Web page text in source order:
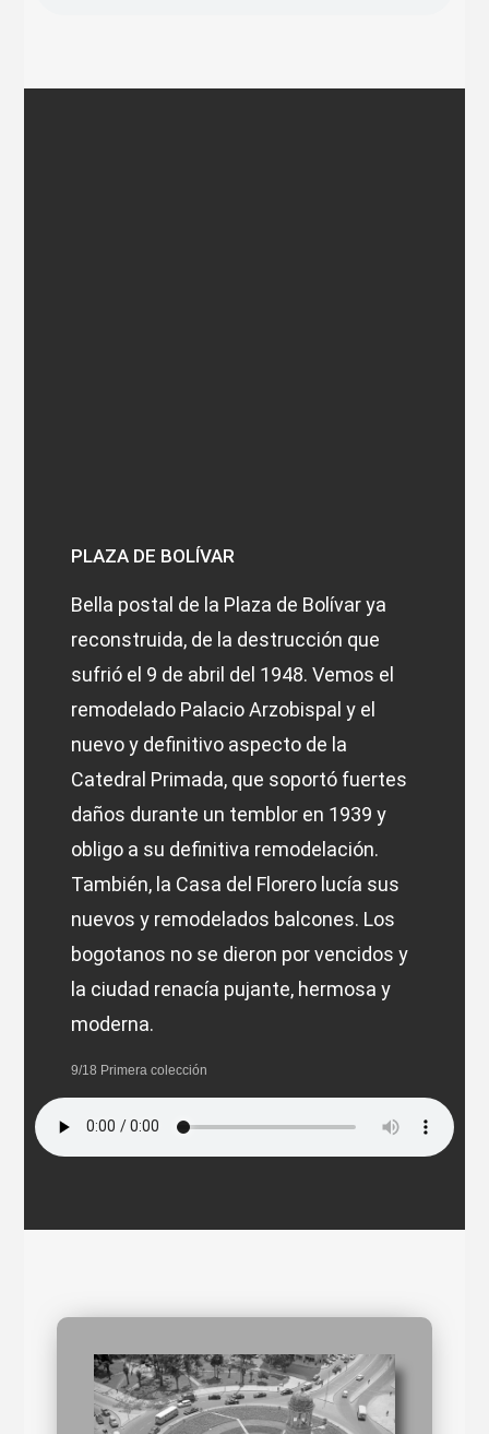
PLAZA DE BOLÍVAR
Bella postal de la Plaza de Bolívar ya
reconstruida, de la destrucción que
sufrió el 9 de abril del 1948. Vemos el
remodelado Palacio Arzobispal y el
nuevo y definitivo aspecto de la
Catedral Primada, que soportó fuertes
daños durante un temblor en 1939 y
obligo a su definitiva remodelación.
También, la Casa del Florero lucía sus
nuevos y remodelados balcones. Los
bogotanos no se dieron por vencidos y
la ciudad renacía pujante, hermosa y
moderna.
9/18 Primera colección